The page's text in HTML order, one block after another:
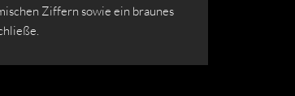
Ziffern sowie ein braunes